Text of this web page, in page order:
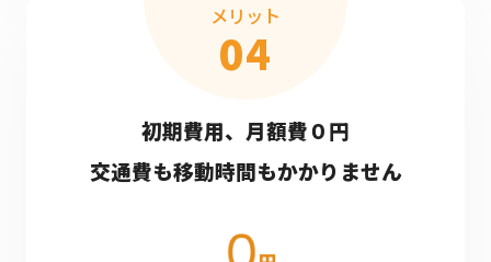
メリット
04
初期費用、月額費０円
交通費も移動時間もかかりません